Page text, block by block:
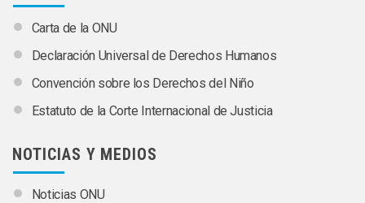
Carta de la ONU
Declaración Universal de Derechos Humanos
Convención sobre los Derechos del Niño
Estatuto de la Corte Internacional de Justicia
NOTICIAS Y MEDIOS
Noticias ONU